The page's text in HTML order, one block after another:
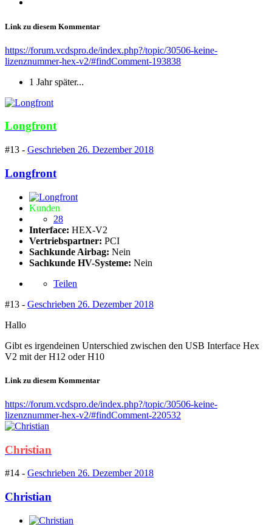
Link zu diesem Kommentar
https://forum.vcdspro.de/index.php?/topic/30506-keine-
lizenznummer-hex-v2/#findComment-193838
1 Jahr später...
Longfront
#13 - Geschrieben 26. Dezember 2018
Longfront
Kunden
28
Interface: HEX-V2
Vertriebspartner: PCI
Sachkunde Airbag: Nein
Sachkunde HV-Systeme: Nein
Teilen
#13 - Geschrieben 26. Dezember 2018
Hallo
Gibt es irgendeinen Unterschied zwischen den USB Interface Hex
V2 mit der H12 oder H10
Link zu diesem Kommentar
https://forum.vcdspro.de/index.php?/topic/30506-keine-
lizenznummer-hex-v2/#findComment-220532
Christian
#14 - Geschrieben 26. Dezember 2018
Christian